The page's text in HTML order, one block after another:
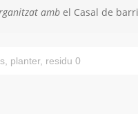
amb el Casal de
, planter, residu 0